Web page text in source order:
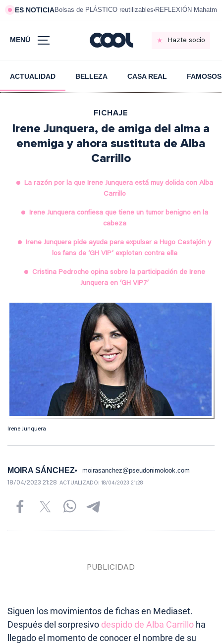
ES NOTICIABolsas de PLÁSTICO reutilizables REFLEXIÓN
MENÚ Hazte socio
ACTUALIDAD BELLEZA CASA REAL FAMOSOS
FICHAJE
Irene Junquera, de amiga del alma a
enemiga y ahora sustituta de Alba
Carrillo
La razón por la que Irene Junquera está muy dolida con Alba
Carrillo
Irene Junquera confiesa que tiene un tumor benigno en la
cabeza
Irene Junquera pide ayuda para expulsar a Hugo Castejón y
los fans de ‘GH VIP’ explotan contra ella
Cristina Pedroche opina sobre la participación de Irene
Junquera en ‘GH VIP7’
Irene Junquera
MOIRA SÁNCHEZ moirasanchez@pseudonimolook.com
18/04/2023 21:28 ACTUALIZADO: 18/04/2023 21:28
Siguen los movimientos de fichas en Mediaset.
Después del sorpresivo despido de Alba Carrillo ha
llegado el momento de conocer el nombre de su